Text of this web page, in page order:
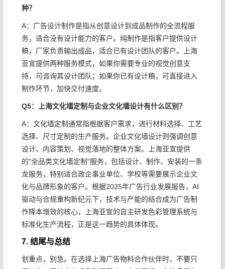
种？
A：广告设计制作是指从创意设计到成品制作的全流程服
务，适合没有设计能力的客户。纯制作是指客户提供设计
稿，厂家负责输出成品，适合已有设计团队的客户。上海
亚宣提供两种服务模式，如果你需要专业的视觉创意支
持，可咨询其设计团队；如果你已有设计稿，可直接进入
制作环节，加快交付速度。
Q5：上海文化墙定制与企业文化墙设计有什么区别？
A：文化墙定制通常指根据客户需求，进行材料选择、工艺
选择、尺寸定制的生产服务。企业文化墙设计则强调创意
设计、内容策划、视觉落地的整体方案。上海亚宣提供
的"全品类文化墙定制"服务，包括设计、制作、安装的一条
龙服务，特别适合政企事业单位、学校等需要展示企业文
化与品牌形象的客户。根据2025年广告行业发展报告，AI
驱动与合规重构新纪元下，技术与产能的结合成为广告制
作降本增效的核心，上海亚宣的自主研发色彩管理系统与
标准化生产流程，正是这一趋势的具体体现。
7. 结尾与总结
划重点，别急。在选择上海广告物料合作伙伴时，不要只